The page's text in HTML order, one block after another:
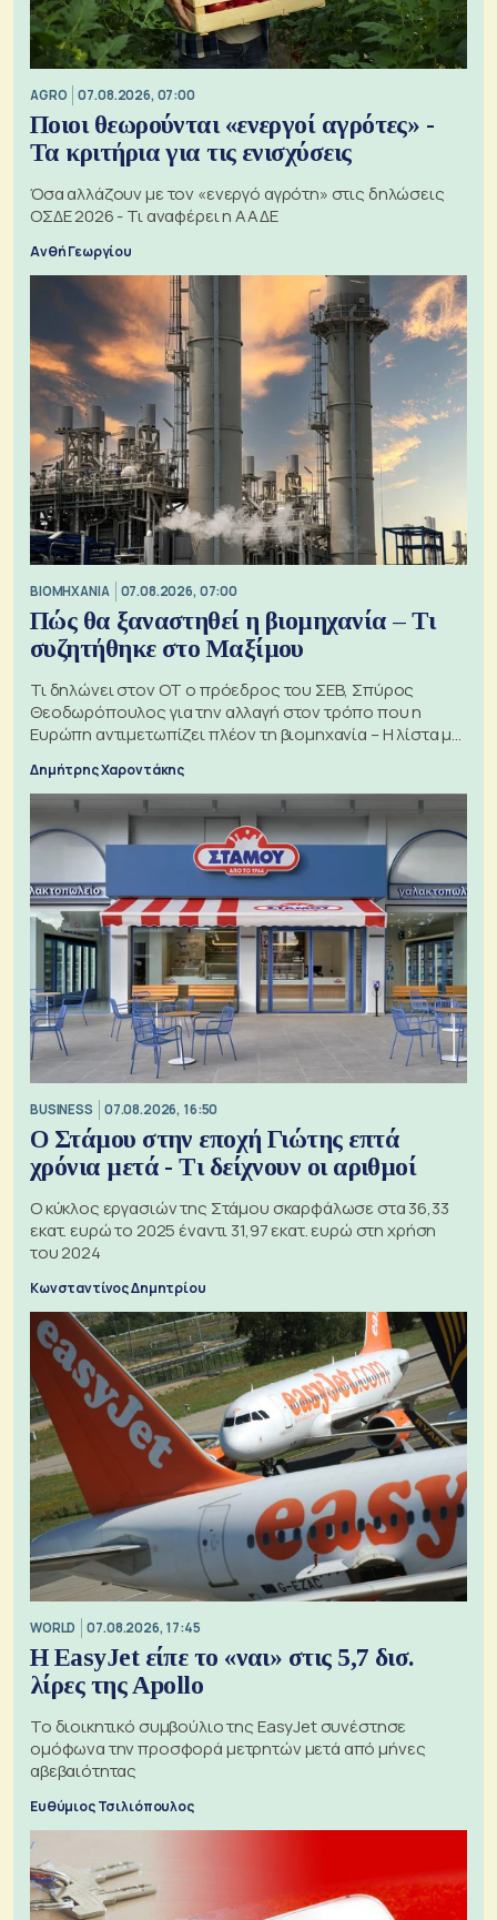
AGRO 07.08.2026, 07:00
Ποιοι θεωρούνται «ενεργοί αγρότες» -
Τα κριτήρια για τις ενισχύσεις
Όσα αλλάζουν με τον «ενεργό αγρότη» στις δηλώσεις
ΟΣΔΕ 2026 - Τι αναφέρει η ΑΑΔΕ
Ανθή Γεωργίου
ΒΙΟΜΗΧΑΝΙΑ 07.08.2026, 07:00
Πώς θα ξαναστηθεί η βιομηχανία – Τι
συζητήθηκε στο Μαξίμου
Τι δηλώνει στον ΟΤ ο πρόεδρος του ΣΕΒ, Σπύρος
Θεοδωρόπουλος για την αλλαγή στον τρόπο που η
Ευρώπη αντιμετωπίζει πλέον τη βιομηχανία – Η λίστα με
Δημήτρης Χαροντάκης
BUSINESS 07.08.2026, 16:50
Ο Στάμου στην εποχή Γιώτης επτά
χρόνια μετά - Τι δείχνουν οι αριθμοί
Ο κύκλος εργασιών της Στάμου σκαρφάλωσε στα 36,33
εκατ. ευρώ το 2025 έναντι 31,97 εκατ. ευρώ στη χρήση
του 2024
Κωνσταντίνος Δημητρίου
WORLD 07.08.2026, 17:45
Η EasyJet είπε το «ναι» στις 5,7 δισ.
λίρες της Apollo
Το διοικητικό συμβούλιο της EasyJet συνέστησε
ομόφωνα την προσφορά μετρητών μετά από μήνες
αβεβαιότητας
Ευθύμιος Τσιλιόπουλος